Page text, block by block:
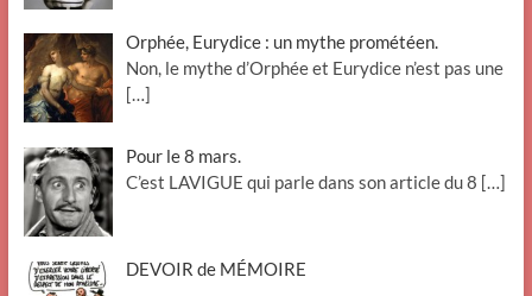
Orphée, Eurydice : un mythe prométéen.
Non, le mythe d’Orphée et Eurydice n’est pas une
[…]
Pour le 8 mars.
C’est LAVIGUE qui parle dans son article du 8 […]
DEVOIR de MÉMOIRE